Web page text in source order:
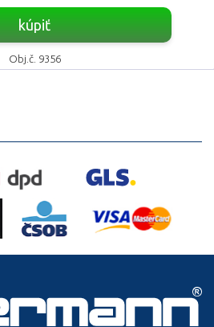
kúpiť
Obj.č. 9356